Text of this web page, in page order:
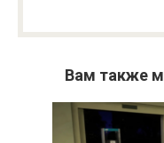
Вам также